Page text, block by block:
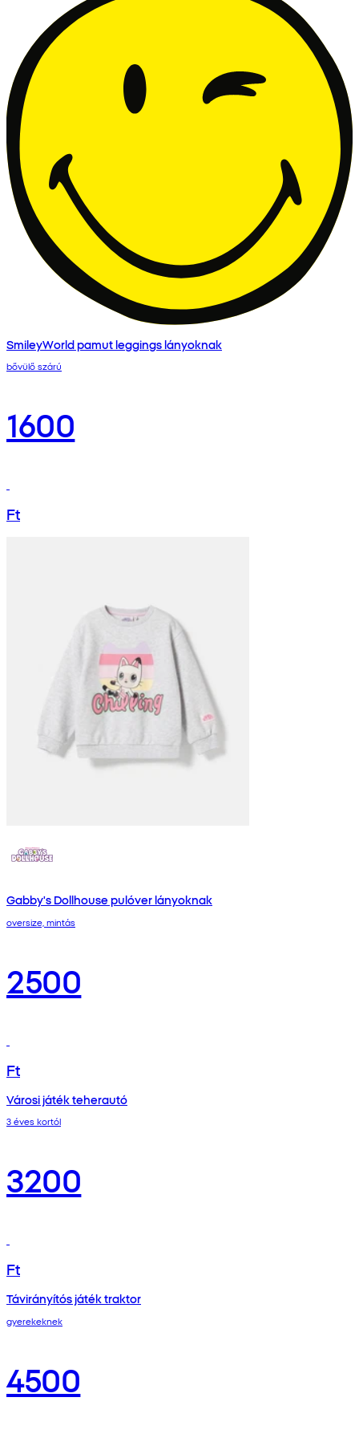
SmileyWorld pamut leggings lányoknak
bővülő szárú
1600
Ft
Gabby's Dollhouse pulóver lányoknak
oversize, mintás
2500
Ft
Városi játék teherautó
3 éves kortól
3200
Ft
Távirányítós játék traktor
gyerekeknek
4500